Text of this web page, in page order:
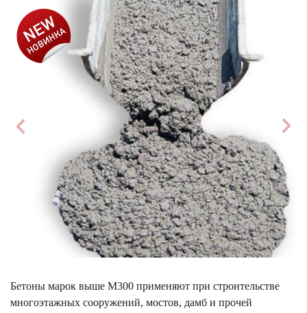
АКЦИЯ!
Бетоны марок выше М300 применяют при строительстве
многоэтажных сооружений, мостов, дамб и прочей